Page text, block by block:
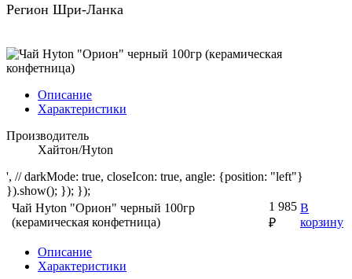
Регион Шри-Ланка
Описание
Характеристики
Производитель
Хайтон/Hyton
', // darkMode: true, closeIcon: true, angle: {position: "left"}
}).show(); }); });
Чай Hyton "Орион" черный 100гр
(керамическая конфетница)
1 985
₽
В
корзину
Описание
Характеристики